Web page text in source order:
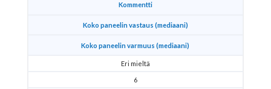
Kommentti
Koko paneelin vastaus (mediaani)
Koko paneelin varmuus (mediaani)
Eri mieltä
6